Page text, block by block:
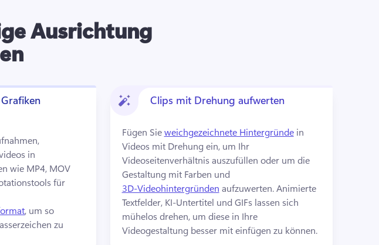
Ausrichtung
in
wie MP4, MOV
für
, um so
zu
Clips mit Drehung aufwerten
Fügen Sie weichgezeichnete Hintergründe in
Videos mit Drehung ein, um Ihr
Videoseitenverhältnis auszufüllen oder um die
Gestaltung mit Farben und
3D-Videohintergründen aufzuwerten. Animierte
Textfelder, KI-Untertitel und GIFs lassen sich
mühelos drehen, um diese in Ihre
Videogestaltung besser mit einfügen zu können.